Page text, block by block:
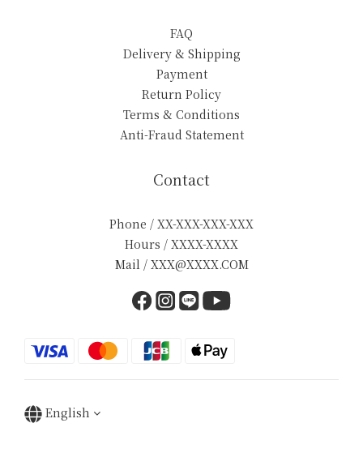
FAQ
Delivery & Shipping
Payment
Return Policy
Terms & Conditions
Anti-Fraud Statement
Contact
Phone / XX-XXX-XXX-XXX
Hours / XXXX-XXXX
Mail / XXX@XXXX.COM
English